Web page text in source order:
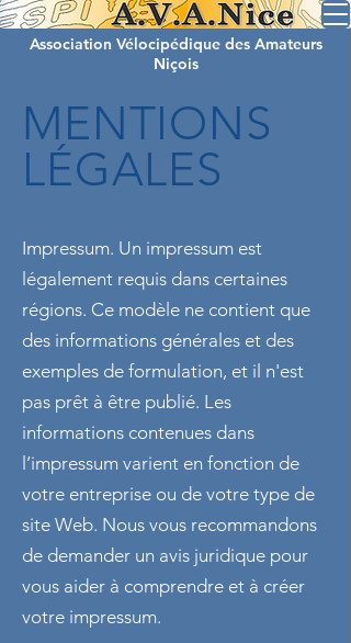
Association Vélocipédique des Amateurs
Niçois
MENTIONS
LÉGALES
Impressum. Un impressum est
légalement requis dans certaines
régions. Ce modèle ne contient que
des informations générales et des
exemples de formulation, et il n'est
pas prêt à être publié. Les
informations contenues dans
l’impressum varient en fonction de
votre entreprise ou de votre type de
site Web. Nous vous recommandons
de demander un avis juridique pour
vous aider à comprendre et à créer
votre impressum.